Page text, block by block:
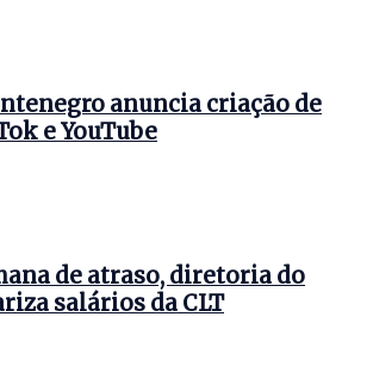
anuncia criação de
e YouTube
de atraso, diretoria do
salários da CLT